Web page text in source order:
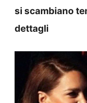
si scambiano
dettagli